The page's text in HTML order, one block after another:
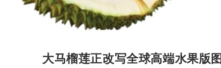
大马榴莲正改写全球高端水果版图